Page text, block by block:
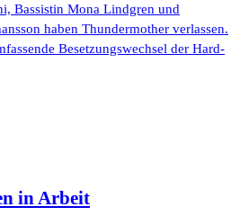
Bassistin Mona Lindgren und
haben Thundermother verlassen.
Besetzungswechsel der Hard-
in Arbeit